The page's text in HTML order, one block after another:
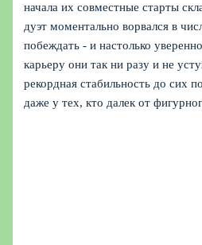
начала их совместные старты
дуэт моментально ворвался в
побеждать - и настолько
карьеру они так ни разу и не
рекордная стабильность до сих
даже у тех, кто далек от